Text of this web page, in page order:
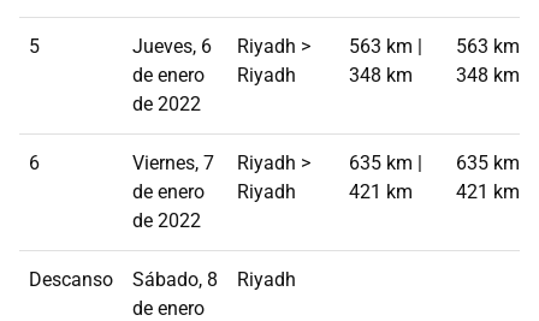
5
Jueves, 6
de enero
de 2022
Riyadh >
Riyadh
563 km |
348 km
563 km |
348 km
6
Viernes, 7
de enero
de 2022
Riyadh >
Riyadh
635 km |
421 km
635 km |
421 km
Descanso
Sábado, 8
de enero
Riyadh